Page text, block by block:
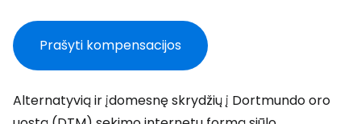
Prašyti kompensacijos
Alternatyvią ir įdomesnę skrydžių į Dortmundo oro